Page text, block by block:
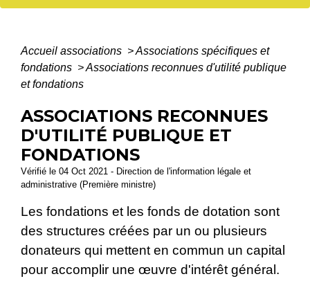
Accueil associations >Associations spécifiques et
fondations >Associations reconnues d'utilité publique
et fondations
ASSOCIATIONS RECONNUES
D'UTILITÉ PUBLIQUE ET
FONDATIONS
Vérifié le 04 Oct 2021 - Direction de l'information légale et
administrative (Première ministre)
Les fondations et les fonds de dotation sont
des structures créées par un ou plusieurs
donateurs qui mettent en commun un capital
pour accomplir une œuvre d'intérêt général.